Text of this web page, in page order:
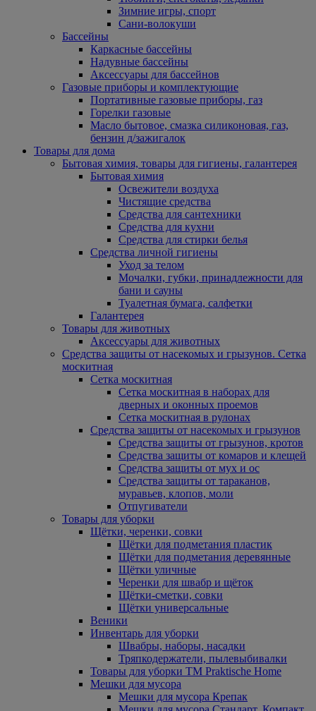
Зимние игры, спорт
Сани-волокуши
Бассейны
Каркасные бассейны
Надувные бассейны
Аксессуары для бассейнов
Газовые приборы и комплектующие
Портативные газовые приборы, газ
Горелки газовые
Масло бытовое, смазка силиконовая, газ,
бензин д/зажигалок
Товары для дома
Бытовая химия, товары для гигиены, галантерея
Бытовая химия
Освежители воздуха
Чистящие средства
Средства для сантехники
Средства для кухни
Средства для стирки белья
Средства личной гигиены
Уход за телом
Мочалки, губки, принадлежности для
бани и сауны
Туалетная бумага, салфетки
Галантерея
Товары для животных
Аксессуары для животных
Средства защиты от насекомых и грызунов. Сетка
москитная
Сетка москитная
Сетка москитная в наборах для
дверных и оконных проемов
Сетка москитная в рулонах
Средства защиты от насекомых и грызунов
Средства защиты от грызунов, кротов
Средства защиты от комаров и клещей
Средства защиты от мух и ос
Средства защиты от тараканов,
муравьев, клопов, моли
Отпугиватели
Товары для уборки
Щётки, черенки, совки
Щётки для подметания пластик
Щётки для подметания деревянные
Щётки уличные
Черенки для швабр и щёток
Щётки-сметки, совки
Щётки универсальные
Веники
Инвентарь для уборки
Швабры, наборы, насадки
Тряпкодержатели, пылевыбивалки
Товары для уборки ТМ Praktische Home
Мешки для мусора
Мешки для мусора Крепак